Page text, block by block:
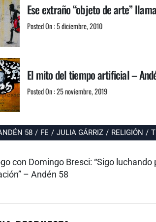
Ese extraño “objeto de arte”
Posted On : 5 diciembre, 2010
El mito del tiempo artificial –
Posted On : 25 noviembre, 2019
58 / FE / JULIA GÁRRIZ / RELIGIÓN /
con Domingo Bresci: “Sigo luchando
– Andén 58